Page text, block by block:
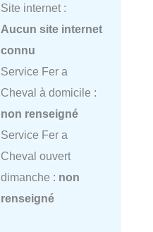
Site internet :
Aucun site internet
connu
Service Fer a
Cheval à domicile :
non renseigné
Service Fer a
Cheval ouvert
dimanche : non
renseigné